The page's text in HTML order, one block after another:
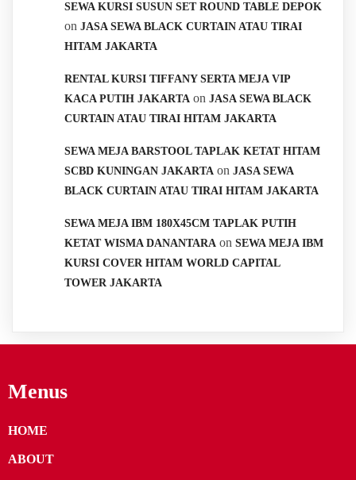
SEWA KURSI SUSUN SET ROUND TABLE DEPOK
on JASA SEWA BLACK CURTAIN ATAU TIRAI
HITAM JAKARTA
RENTAL KURSI TIFFANY SERTA MEJA VIP
KACA PUTIH JAKARTA on JASA SEWA BLACK
CURTAIN ATAU TIRAI HITAM JAKARTA
SEWA MEJA BARSTOOL TAPLAK KETAT HITAM
SCBD KUNINGAN JAKARTA on JASA SEWA
BLACK CURTAIN ATAU TIRAI HITAM JAKARTA
SEWA MEJA IBM 180X45CM TAPLAK PUTIH
KETAT WISMA DANANTARA on SEWA MEJA IBM
KURSI COVER HITAM WORLD CAPITAL
TOWER JAKARTA
Menus
HOME
ABOUT